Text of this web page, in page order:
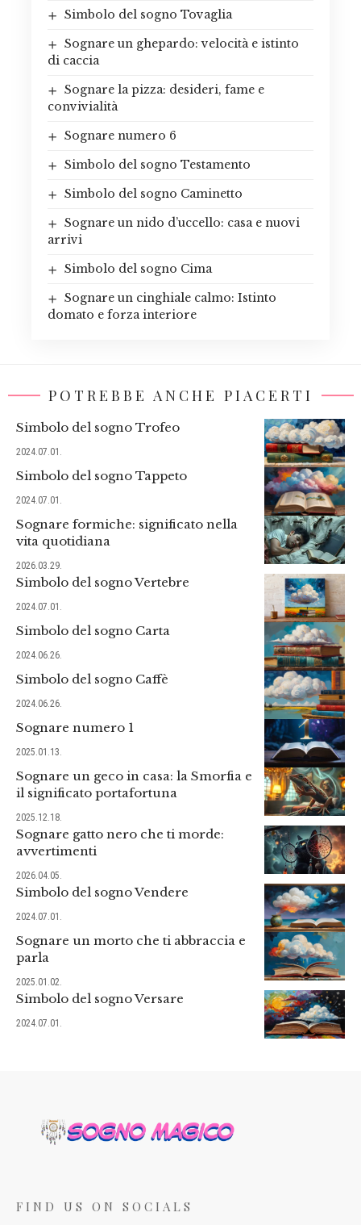
Simbolo del sogno Tovaglia
Sognare un ghepardo: velocità e istinto
di caccia
Sognare la pizza: desideri, fame e
convivialità
Sognare numero 6
Simbolo del sogno Testamento
Simbolo del sogno Caminetto
Sognare un nido d’uccello: casa e nuovi
arrivi
Simbolo del sogno Cima
Sognare un cinghiale calmo: Istinto
domato e forza interiore
POTREBBE ANCHE PIACERTI
Simbolo del sogno Trofeo
2024.07.01.
Simbolo del sogno Tappeto
2024.07.01.
Sognare formiche: significato nella
vita quotidiana
2026.03.29.
Simbolo del sogno Vertebre
2024.07.01.
Simbolo del sogno Carta
2024.06.26.
Simbolo del sogno Caffè
2024.06.26.
Sognare numero 1
2025.01.13.
Sognare un geco in casa: la Smorfia e
il significato portafortuna
2025.12.18.
Sognare gatto nero che ti morde:
avvertimenti
2026.04.05.
Simbolo del sogno Vendere
2024.07.01.
Sognare un morto che ti abbraccia e
parla
2025.01.02.
Simbolo del sogno Versare
2024.07.01.
FIND US ON SOCIALS